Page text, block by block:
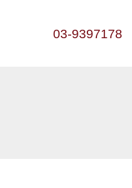
03-9397178